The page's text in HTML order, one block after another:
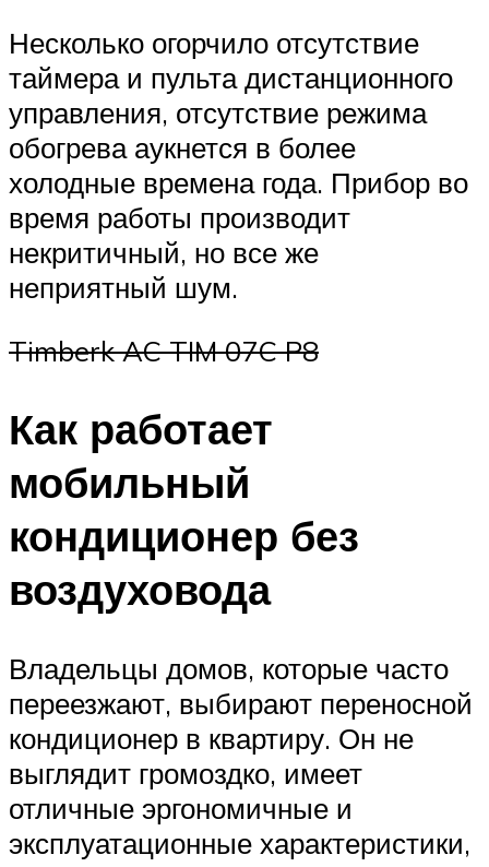
Несколько огорчило отсутствие
таймера и пульта дистанционного
управления, отсутствие режима
обогрева аукнется в более
холодные времена года. Прибор во
время работы производит
некритичный, но все же
неприятный шум.
Timberk AC TIM 07C P8
Как работает
мобильный
кондиционер без
воздуховода
Владельцы домов, которые часто
переезжают, выбирают переносной
кондиционер в квартиру. Он не
выглядит громоздко, имеет
отличные эргономичные и
эксплуатационные характеристики,